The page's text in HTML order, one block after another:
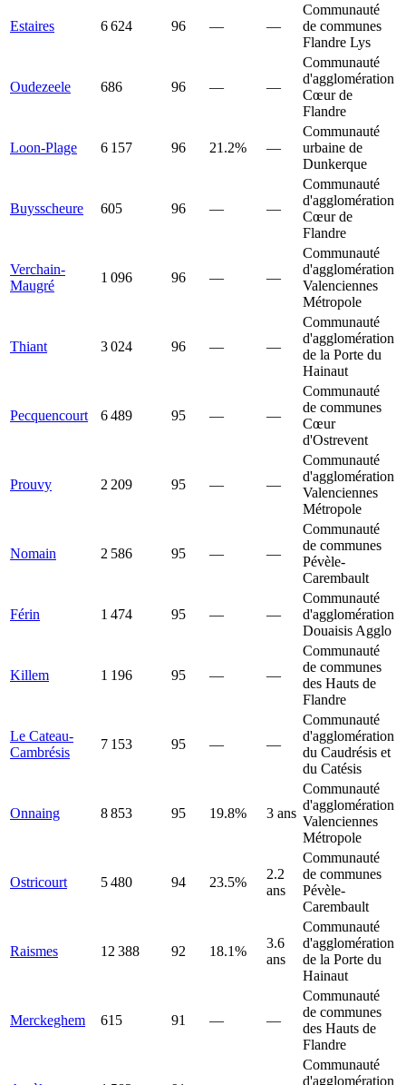
Estaires 6 624 96 — —
Communauté
de communes
Flandre Lys
Oudezeele 686 96 — —
Communauté
d'agglomération
Cœur de
Flandre
Loon-Plage 6 157 96 21.2% —
Communauté
urbaine de
Dunkerque
Buysscheure 605 96 — —
Communauté
d'agglomération
Cœur de
Flandre
Verchain-
Maugré
1 096 96 — —
Communauté
d'agglomération
Valenciennes
Métropole
Thiant 3 024 96 — —
Communauté
d'agglomération
de la Porte du
Hainaut
Pecquencourt 6 489 95 — —
Communauté
de communes
Cœur
d'Ostrevent
Prouvy 2 209 95 — —
Communauté
d'agglomération
Valenciennes
Métropole
Nomain 2 586 95 — —
Communauté
de communes
Pévèle-
Carembault
Férin 1 474 95 — —
Communauté
d'agglomération
Douaisis Agglo
Killem 1 196 95 — —
Communauté
de communes
des Hauts de
Flandre
Le Cateau-
Cambrésis
7 153 95 — —
Communauté
d'agglomération
du Caudrésis et
du Catésis
Onnaing 8 853 95 19.8% 3 ans
Communauté
d'agglomération
Valenciennes
Métropole
Ostricourt 5 480 94 23.5%
2.2
ans
Communauté
de communes
Pévèle-
Carembault
Raismes 12 388 92 18.1%
3.6
ans
Communauté
d'agglomération
de la Porte du
Hainaut
Merckeghem 615 91 — —
Communauté
de communes
des Hauts de
Flandre
Communauté
d'agglomération